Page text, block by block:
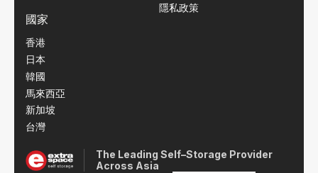
隱私政策
國家
香港
日本
韓國
馬來西亞
新加坡
台灣
The Leading Self–Storage Provider
Across Asia